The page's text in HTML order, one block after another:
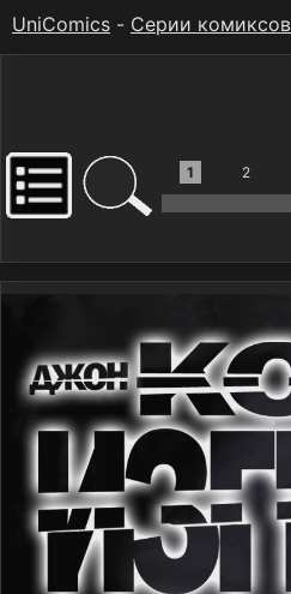
UniComics - Серии комиксов
1 2